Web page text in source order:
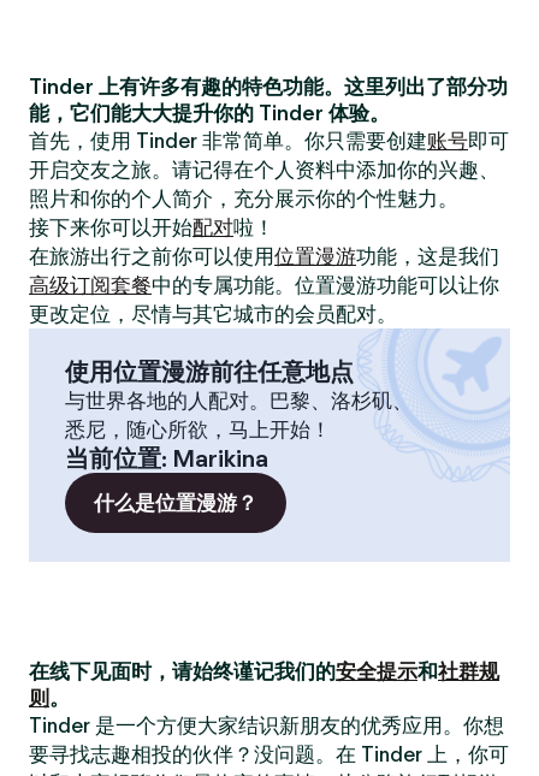
Tinder 上有许多有趣的特色功能。这里列出了部分功
能，它们能大大提升你的 Tinder 体验。
首先，使用 Tinder 非常简单。你只需要创建账号即可
开启交友之旅。请记得在个人资料中添加你的兴趣、
照片和你的个人简介，充分展示你的个性魅力。
接下来你可以开始配对啦！
在旅游出行之前你可以使用位置漫游功能，这是我们
高级订阅套餐中的专属功能。位置漫游功能可以让你
更改定位，尽情与其它城市的会员配对。
使用位置漫游前往任意地点
与世界各地的人配对。巴黎、洛杉矶、
悉尼，随心所欲，马上开始！
当前位置: Marikina
什么是位置漫游？
在线下见面时，请始终谨记我们的安全提示和社群规
则 。
Tinder 是一个方便大家结识新朋友的优秀应用。你想
要寻找志趣相投的伙伴？没问题。在 Tinder 上，你可